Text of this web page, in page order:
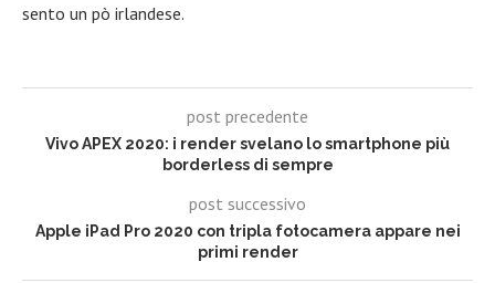
sento un pò irlandese.
post precedente
Vivo APEX 2020: i render svelano lo smartphone più
borderless di sempre
post successivo
Apple iPad Pro 2020 con tripla fotocamera appare nei
primi render